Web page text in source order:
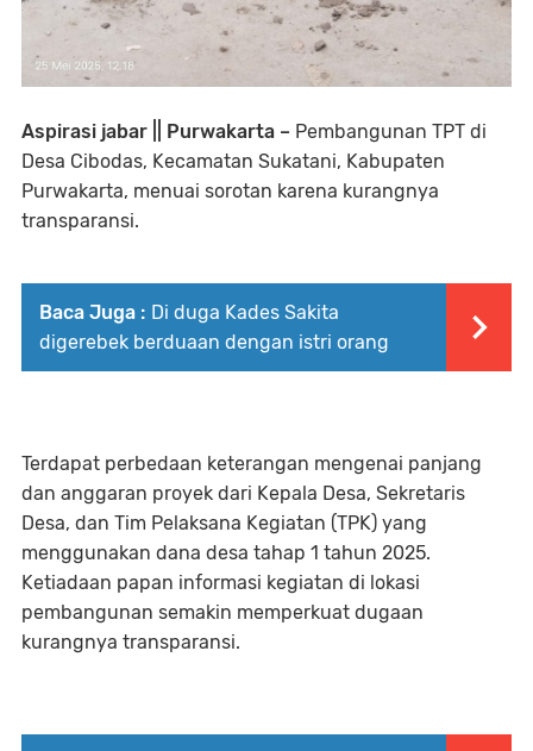
Aspirasi jabar || Purwakarta – Pembangunan TPT di
Desa Cibodas, Kecamatan Sukatani, Kabupaten
Purwakarta, menuai sorotan karena kurangnya
transparansi.
Baca Juga : Di duga Kades Sakita
digerebek berduaan dengan istri orang
Terdapat perbedaan keterangan mengenai panjang
dan anggaran proyek dari Kepala Desa, Sekretaris
Desa, dan Tim Pelaksana Kegiatan (TPK) yang
menggunakan dana desa tahap 1 tahun 2025.
Ketiadaan papan informasi kegiatan di lokasi
pembangunan semakin memperkuat dugaan
kurangnya transparansi.